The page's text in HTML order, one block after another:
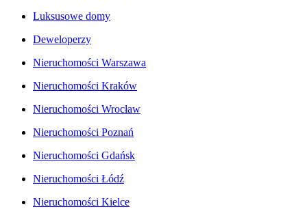
Luksusowe domy
Deweloperzy
Nieruchomości Warszawa
Nieruchomości Kraków
Nieruchomości Wrocław
Nieruchomości Poznań
Nieruchomości Gdańsk
Nieruchomości Łódź
Nieruchomości Kielce